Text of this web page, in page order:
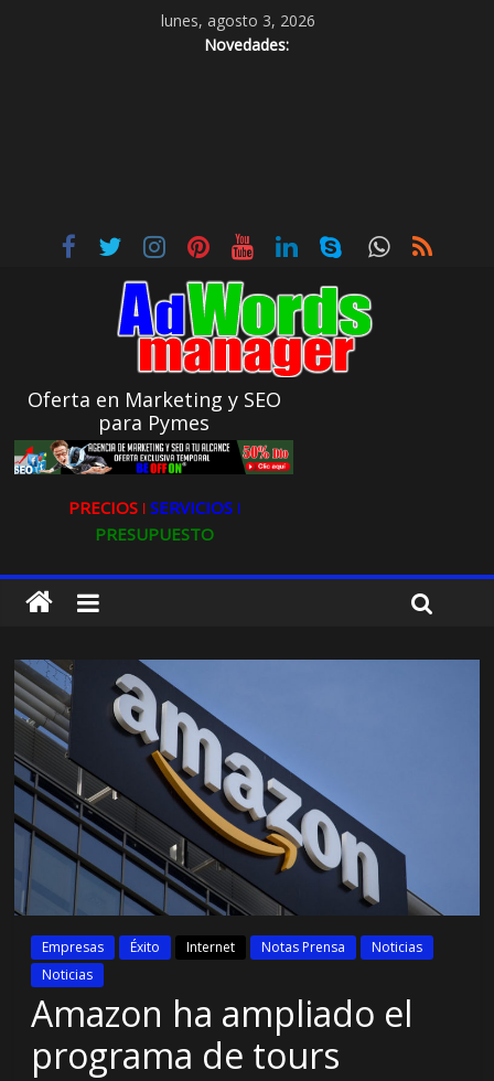
lunes, agosto 3, 2026
Novedades:
Oferta en Marketing y SEO
para Pymes
PRECIOS ǀ SERVICIOS ǀ
PRESUPUESTO
Empresas Éxito Internet Notas Prensa
Noticias
Noticias
Amazon ha ampliado el
programa de tours